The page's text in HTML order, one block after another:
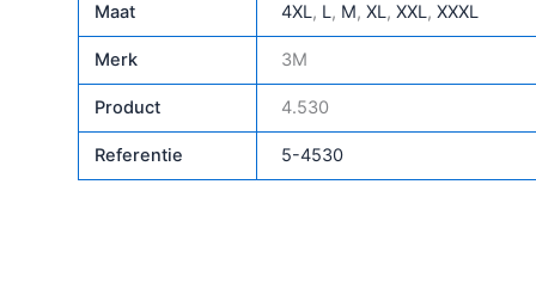
Maat 4XL, L, M, XL, XXL, XXXL
Merk 3M
Product 4.530
Referentie 5-4530